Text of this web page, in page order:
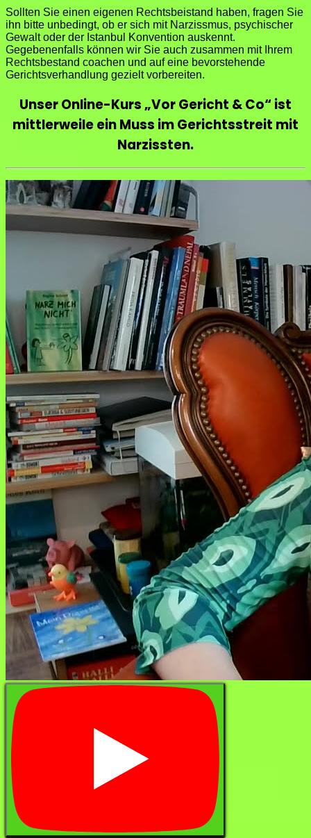
Sollten Sie einen eigenen Rechtsbeistand haben, fragen Sie
ihn bitte unbedingt, ob er sich mit Narzissmus, psychischer
Gewalt oder der Istanbul Konvention auskennt.
Gegebenenfalls können wir Sie auch zusammen mit Ihrem
Rechtsbestand coachen und auf eine bevorstehende
Gerichtsverhandlung gezielt vorbereiten.
Unser Online-Kurs „Vor Gericht & Co“ ist
mittlerweile ein Muss im Gerichtsstreit mit
Narzissten.